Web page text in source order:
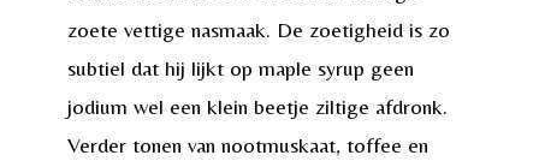
zoete vettige nasmaak. De zoetigheid is zo
subtiel dat hij lijkt op maple syrup geen
jodium wel een klein beetje ziltige afdronk.
Verder tonen van nootmuskaat, toffee en